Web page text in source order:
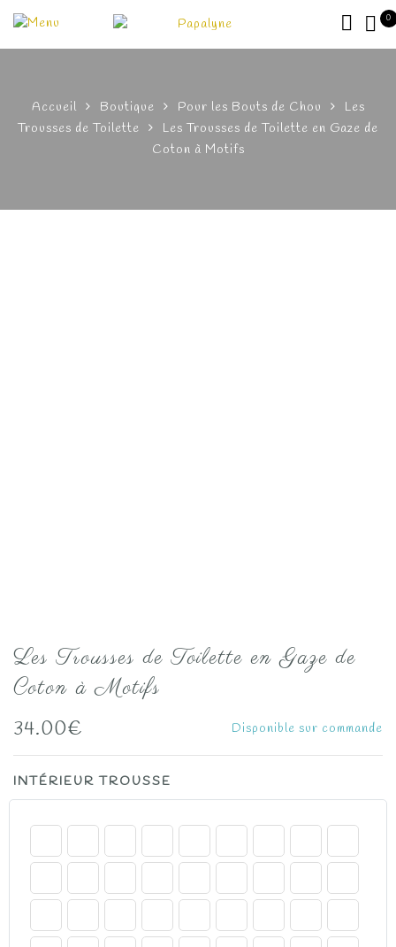
0
Accueil Boutique Pour les Bouts de Chou
Les
Trousses de Toilette
Les Trousses de Toilette en Gaze de
Coton à Motifs
Les Trousses de Toilette en Gaze de
Coton à Motifs
34.00€ Disponible sur commande
INTÉRIEUR TROUSSE